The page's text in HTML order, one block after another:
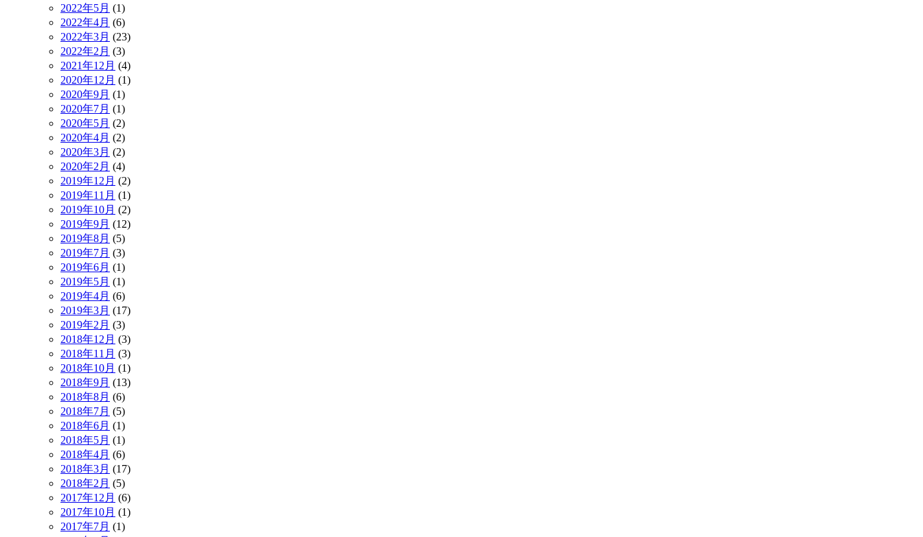
2022年5月 (1)
2022年4月 (6)
2022年3月 (23)
2022年2月 (3)
2021年12月 (4)
2020年12月 (1)
2020年9月 (1)
2020年7月 (1)
2020年5月 (2)
2020年4月 (2)
2020年3月 (2)
2020年2月 (4)
2019年12月 (2)
2019年11月 (1)
2019年10月 (2)
2019年9月 (12)
2019年8月 (5)
2019年7月 (3)
2019年6月 (1)
2019年5月 (1)
2019年4月 (6)
2019年3月 (17)
2019年2月 (3)
2018年12月 (3)
2018年11月 (3)
2018年10月 (1)
2018年9月 (13)
2018年8月 (6)
2018年7月 (5)
2018年6月 (1)
2018年5月 (1)
2018年4月 (6)
2018年3月 (17)
2018年2月 (5)
2017年12月 (6)
2017年10月 (1)
2017年7月 (1)